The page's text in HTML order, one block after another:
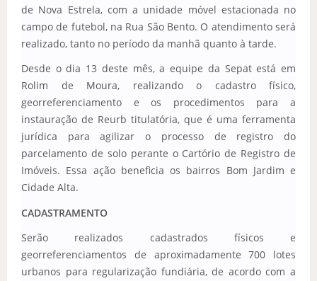
de Nova Estrela, com a unidade móvel estacionada no
campo de futebol, na Rua São Bento. O atendimento será
realizado, tanto no período da manhã quanto à tarde.
Desde o dia 13 deste mês, a equipe da Sepat está em
Rolim de Moura, realizando o cadastro físico,
georreferenciamento e os procedimentos para a
instauração de Reurb titulatória, que é uma ferramenta
jurídica para agilizar o processo de registro do
parcelamento de solo perante o Cartório de Registro de
Imóveis. Essa ação beneficia os bairros Bom Jardim e
Cidade Alta.
CADASTRAMENTO
Serão realizados cadastrados físicos e
georreferenciamentos de aproximadamente 700 lotes
urbanos para regularização fundiária, de acordo com a